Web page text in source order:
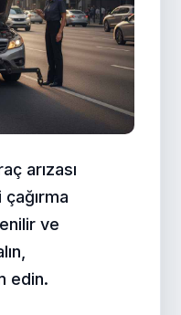
arızası
ve
edin.